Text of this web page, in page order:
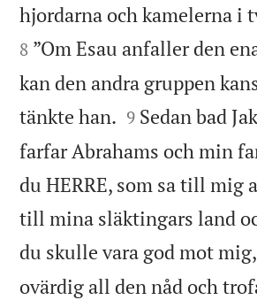
hjordarna och kamelerna i
8 ”Om Esau anfaller den
kan den andra gruppen
tänkte han. 

9 Sedan bad
farfar Abrahams och min
du HERRE, som sa till mig
till mina släktingars land
du skulle vara god mot mig,
ovärdig all den nåd och